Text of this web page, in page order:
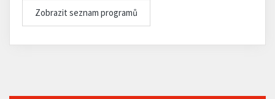
Zobrazit seznam programů